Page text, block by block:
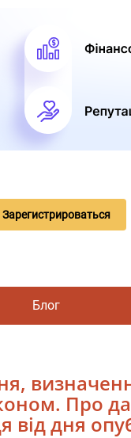
Зарегистрироваться
Блог
Про
від дня